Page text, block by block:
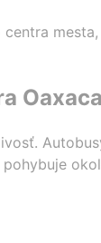
Oaxaca